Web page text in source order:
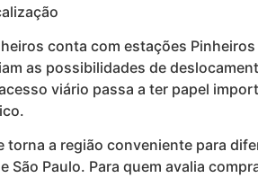
conta com estações
as possibilidades de
viário passa a ter papel
torna a região conveniente para
São Paulo. Para quem avalia